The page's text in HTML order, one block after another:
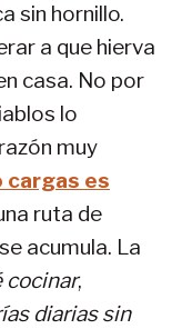
sin hornillo.
a que hierva
casa. No por
lo
muy
cargas es
ruta de
acumula. La
cocinar,
diarias sin